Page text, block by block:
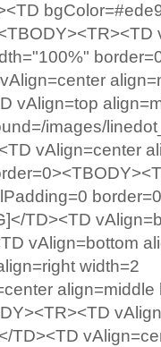
vAlign=top
images/
vAlign=center
</TD><TD
vAlign=bottom
width=2
align=middle
TD><TD